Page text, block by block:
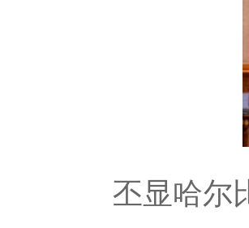
丕显哈尔